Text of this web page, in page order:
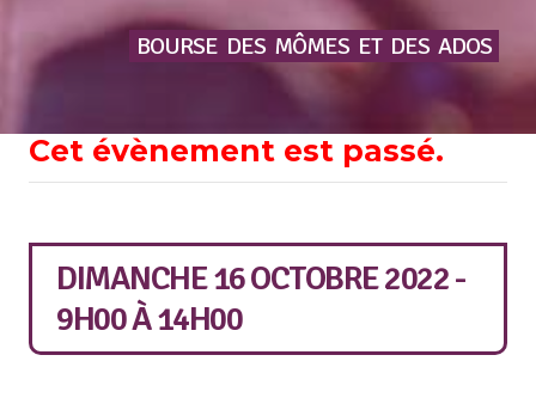
BOURSE DES MÔMES ET DES ADOS
Cet évènement est passé.
DIMANCHE 16 OCTOBRE 2022 -
9H00À14H00